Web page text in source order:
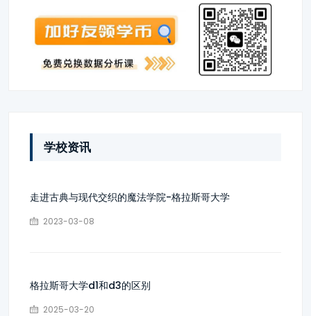
学校资讯
走进古典与现代交织的魔法学院-格拉斯哥大学
2023-03-08
格拉斯哥大学d1和d3的区别
2025-03-20